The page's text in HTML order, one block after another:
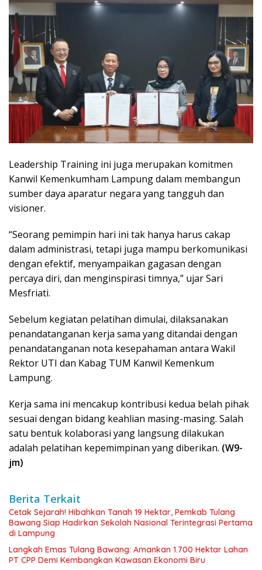
Leadership Training ini juga merupakan komitmen
Kanwil Kemenkumham Lampung dalam membangun
sumber daya aparatur negara yang tangguh dan
visioner.
“Seorang pemimpin hari ini tak hanya harus cakap
dalam administrasi, tetapi juga mampu berkomunikasi
dengan efektif, menyampaikan gagasan dengan
percaya diri, dan menginspirasi timnya,” ujar Sari
Mesfriati.
Sebelum kegiatan pelatihan dimulai, dilaksanakan
penandatanganan kerja sama yang ditandai dengan
penandatanganan nota kesepahaman antara Wakil
Rektor UTI dan Kabag TUM Kanwil Kemenkum
Lampung.
Kerja sama ini mencakup kontribusi kedua belah pihak
sesuai dengan bidang keahlian masing-masing. Salah
satu bentuk kolaborasi yang langsung dilakukan
adalah pelatihan kepemimpinan yang diberikan. (W9-
jm)
Berita Terkait
Cetak Sejarah! Hibahkan Tanah 19 Hektar, Pemkab Tulang
Bawang Siap Hadirkan Sekolah Nasional Terintegrasi Pertama
di Lampung
Langkah Emas Tulang Bawang: Amankan 1.700 Hektar Lahan
PT CPP Demi Kembangkan Kawasan Ekonomi Biru